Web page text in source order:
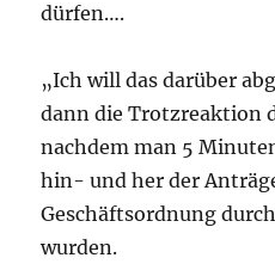
dürfen….
„Ich will das darüber
dann die Trotzreaktion
nachdem man 5
hin- und her der
Geschäftsordnung
wurden.